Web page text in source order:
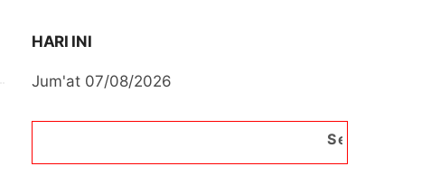
HARI INI
Jum'at 07/08/2026
Selamat Datang di